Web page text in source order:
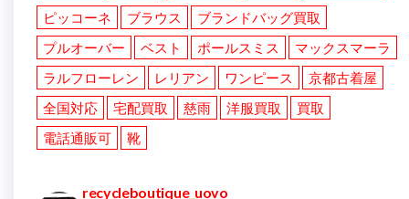
ピッコーネ
ブラウス
ブランドバッグ買取
プルオーバー
ベスト ポールスミス
マックスマーラ
ラルフローレン
レリアン ワンピース
京都古着屋
全国対応
宅配買取 慈雨 洋服買取
買取
電話通販可
靴
recycleboutique_uovo